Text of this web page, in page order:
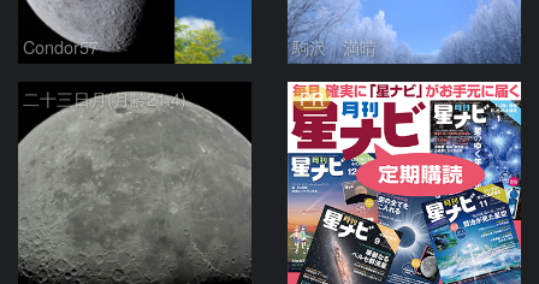
Condor57 駒沢 満晴
二十三日月(月齢21.4) PR